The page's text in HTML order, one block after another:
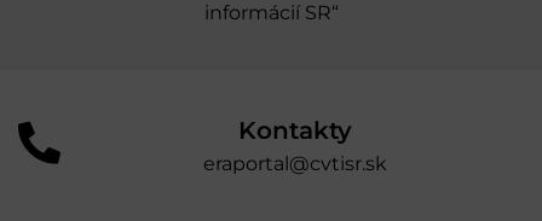
informácií SR“
Kontakty
eraportal@cvtisr.sk